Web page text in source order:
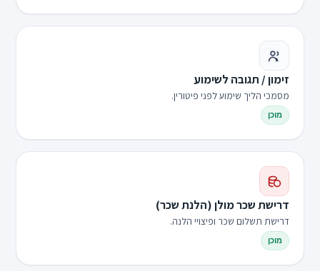
זימון / תגובה לשימוע
מסמכי הליך שימוע לפני פיטורין.
מוכן
דרישת שכר מולן (הלנת שכר)
דרישת תשלום שכר ופיצויי הלנה.
מוכן